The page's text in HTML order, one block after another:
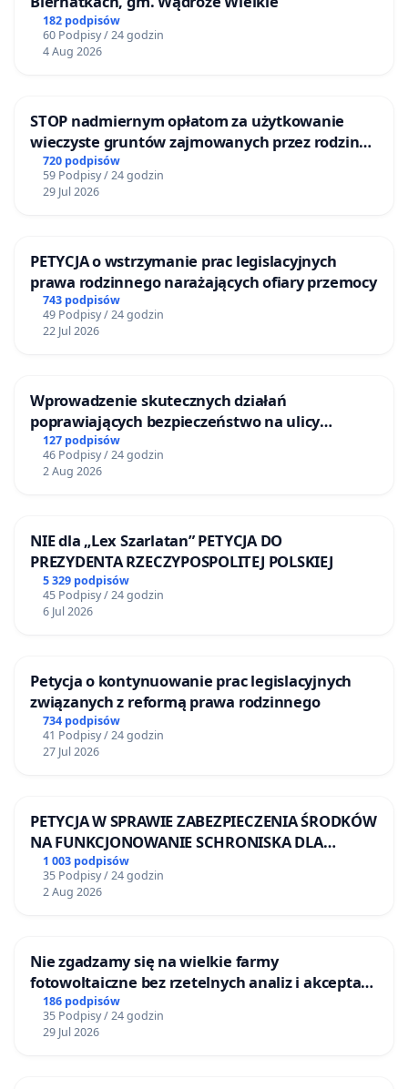
182 podpisów
60 Podpisy / 24 godzin
4 Aug 2026
STOP nadmiernym opłatom za użytkowanie
wieczyste gruntów zajmowanych przez rodzinne
ogrody działkowe.
720 podpisów
59 Podpisy / 24 godzin
29 Jul 2026
PETYCJA o wstrzymanie prac legislacyjnych
prawa rodzinnego narażających ofiary przemocy
743 podpisów
49 Podpisy / 24 godzin
22 Jul 2026
Wprowadzenie skutecznych działań
poprawiających bezpieczeństwo na ulicy
Żeromskiego w Otwocku
127 podpisów
46 Podpisy / 24 godzin
2 Aug 2026
NIE dla „Lex Szarlatan” PETYCJA DO
PREZYDENTA RZECZYPOSPOLITEJ POLSKIEJ
5 329 podpisów
45 Podpisy / 24 godzin
6 Jul 2026
Petycja o kontynuowanie prac legislacyjnych
związanych z reformą prawa rodzinnego
734 podpisów
41 Podpisy / 24 godzin
27 Jul 2026
PETYCJA W SPRAWIE ZABEZPIECZENIA ŚRODKÓW
NA FUNKCJONOWANIE SCHRONISKA DLA
BEZDOMNYCH ZWIERZĄT W SKARYSZEWIE
1 003 podpisów
35 Podpisy / 24 godzin
2 Aug 2026
Nie zgadzamy się na wielkie farmy
fotowoltaiczne bez rzetelnych analiz i akceptacji
mieszkańców
186 podpisów
35 Podpisy / 24 godzin
29 Jul 2026